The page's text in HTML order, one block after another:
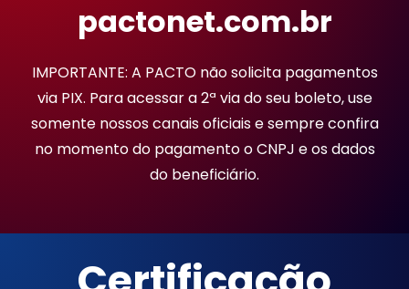
pactonet.com.br
IMPORTANTE: A PACTO não solicita pagamentos
via PIX. Para acessar a 2ª via do seu boleto, use
somente nossos canais oficiais e sempre confira
no momento do pagamento o CNPJ e os dados
do beneficiário.